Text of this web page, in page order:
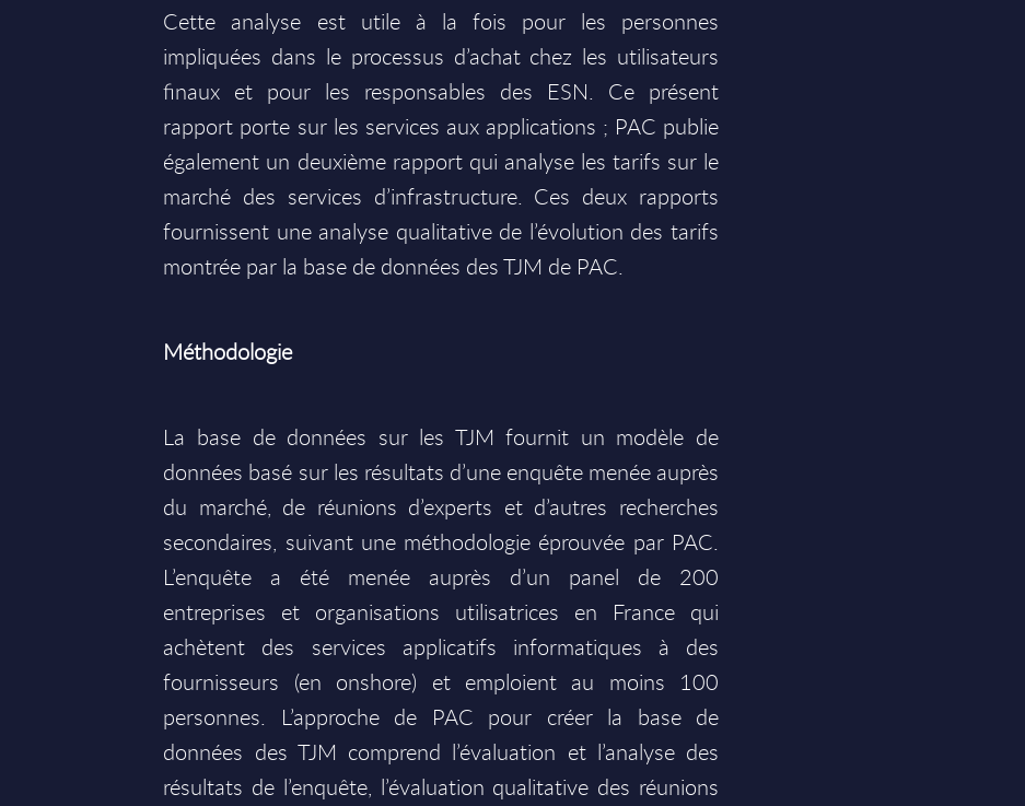
Cette analyse est utile à la fois pour les personnes
impliquées dans le processus d’achat chez les utilisateurs
finaux et pour les responsables des ESN. Ce présent
rapport porte sur les services aux applications ; PAC publie
également un deuxième rapport qui analyse les tarifs sur le
marché des services d’infrastructure. Ces deux rapports
fournissent une analyse qualitative de l’évolution des tarifs
montrée par la base de données des TJM de PAC.
Méthodologie
La base de données sur les TJM fournit un modèle de
données basé sur les résultats d’une enquête menée auprès
du marché, de réunions d’experts et d’autres recherches
secondaires, suivant une méthodologie éprouvée par PAC.
L’enquête a été menée auprès d’un panel de 200
entreprises et organisations utilisatrices en France qui
achètent des services applicatifs informatiques à des
fournisseurs (en onshore) et emploient au moins 100
personnes. L’approche de PAC pour créer la base de
données des TJM comprend l’évaluation et l’analyse des
résultats de l’enquête, l’évaluation qualitative des réunions